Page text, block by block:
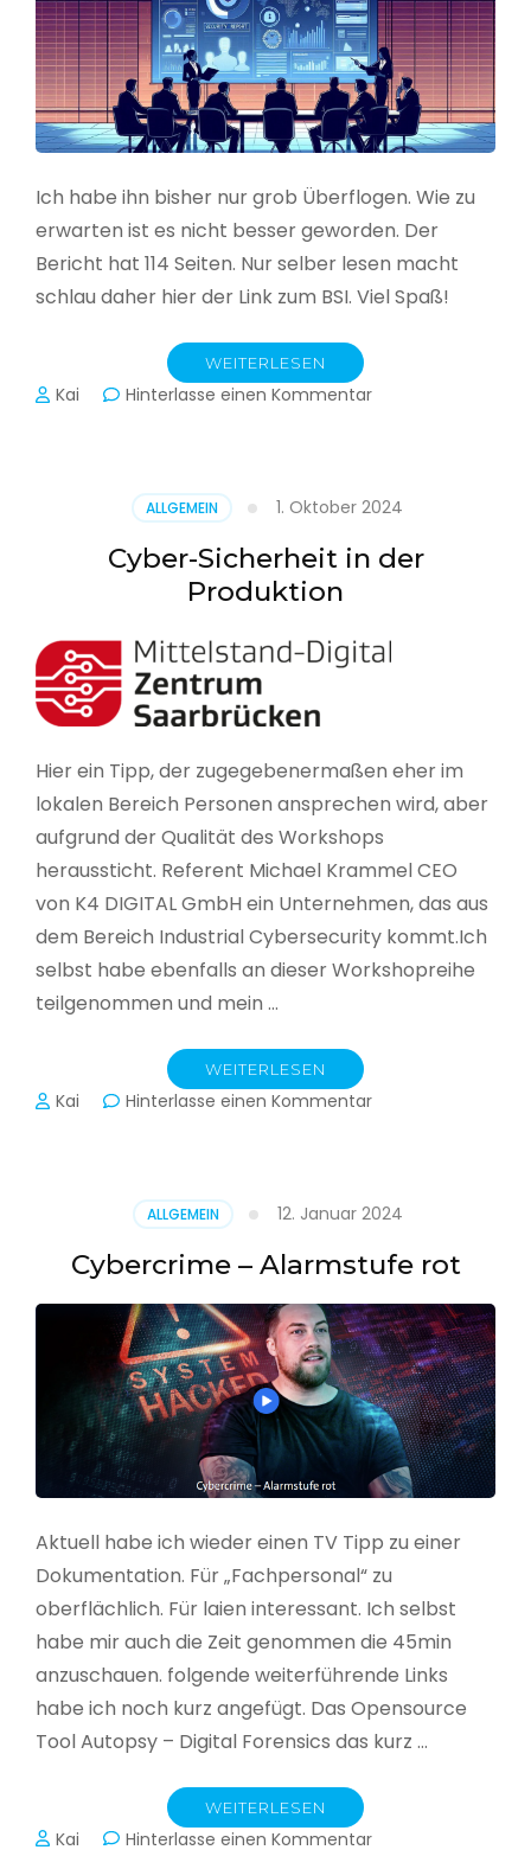
Ich habe ihn bisher nur grob Überflogen. Wie zu
erwarten ist es nicht besser geworden. Der
Bericht hat 114 Seiten. Nur selber lesen macht
schlau daher hier der Link zum BSI. Viel Spaß!
WEITERLESEN
Kai Hinterlasse einen Kommentarzu
seinen
Lagebericht
zur
in
Deutschland
ALLGEMEIN 1. Oktober 2024
Cyber-Sicherheit in der
Produktion
Hier ein Tipp, der zugegebenermaßen eher im
lokalen Bereich Personen ansprechen wird, aber
aufgrund der Qualität des Workshops
heraussticht. Referent Michael Krammel CEO
von K4 DIGITAL GmbH ein Unternehmen, das aus
dem Bereich Industrial Cybersecurity kommt.Ich
selbst habe ebenfalls an dieser Workshopreihe
teilgenommen und mein …
WEITERLESEN
Kai Hinterlasse einen Kommentarzu
Produktion
ALLGEMEIN 12. Januar 2024
Cybercrime – Alarmstufe rot
Aktuell habe ich wieder einen TV Tipp zu einer
Dokumentation. Für „Fachpersonal“ zu
oberflächlich. Für laien interessant. Ich selbst
habe mir auch die Zeit genommen die 45min
anzuschauen. folgende weiterführende Links
habe ich noch kurz angefügt. Das Opensource
Tool Autopsy – Digital Forensics das kurz …
WEITERLESEN
Kai Hinterlasse einen Kommentarzu